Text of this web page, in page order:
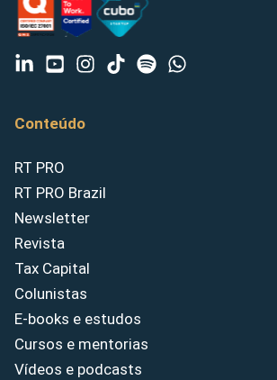
Conteúdo
RT PRO
RT PRO Brazil
Newsletter
Revista
Tax Capital
Colunistas
E-books e estudos
Cursos e mentorias
Vídeos e podcasts